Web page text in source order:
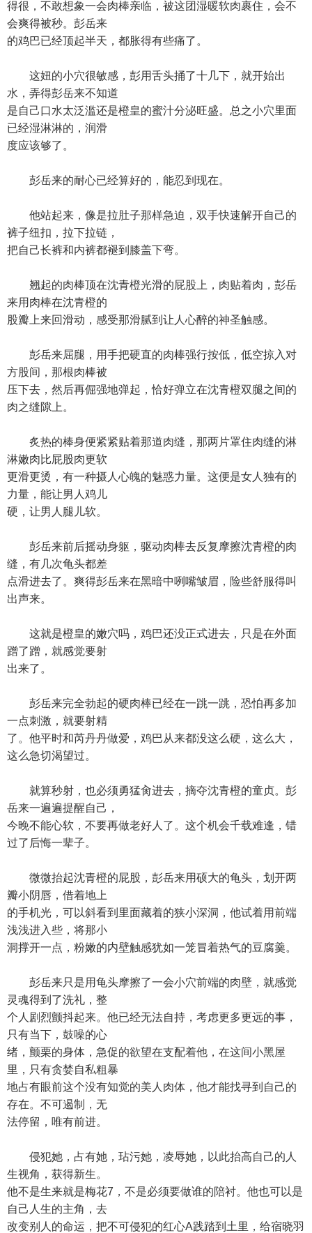
得很，不敢想象一会肉棒亲临，被这团湿暖软肉裹住，会不
会爽得被秒。彭岳来
的鸡巴已经顶起半天，都胀得有些痛了。
这妞的小穴很敏感，彭用舌头捅了十几下，就开始出
水，弄得彭岳来不知道
是自己口水太泛滥还是橙皇的蜜汁分泌旺盛。总之小穴里面
已经湿淋淋的，润滑
度应该够了。
彭岳来的耐心已经算好的，能忍到现在。
他站起来，像是拉肚子那样急迫，双手快速解开自己的
裤子纽扣，拉下拉链，
把自己长裤和内裤都褪到膝盖下弯。
翘起的肉棒顶在沈青橙光滑的屁股上，肉贴着肉，彭岳
来用肉棒在沈青橙的
股瓣上来回滑动，感受那滑腻到让人心醉的神圣触感。
彭岳来屈腿，用手把硬直的肉棒强行按低，低空掠入对
方股间，那根肉棒被
压下去，然后再倔强地弹起，恰好弹立在沈青橙双腿之间的
肉之缝隙上。
炙热的棒身便紧紧贴着那道肉缝，那两片罩住肉缝的淋
淋嫩肉比屁股肉更软
更滑更烫，有一种摄人心魄的魅惑力量。这便是女人独有的
力量，能让男人鸡儿
硬，让男人腿儿软。
彭岳来前后摇动身躯，驱动肉棒去反复摩擦沈青橙的肉
缝，有几次龟头都差
点滑进去了。爽得彭岳来在黑暗中咧嘴皱眉，险些舒服得叫
出声来。
这就是橙皇的嫩穴吗，鸡巴还没正式进去，只是在外面
蹭了蹭，就感觉要射
出来了。
彭岳来完全勃起的硬肉棒已经在一跳一跳，恐怕再多加
一点刺激，就要射精
了。他平时和芮丹丹做爱，鸡巴从来都没这么硬，这么大，
这么急切渴望过。
就算秒射，也必须勇猛肏进去，摘夺沈青橙的童贞。彭
岳来一遍遍提醒自己，
今晚不能心软，不要再做老好人了。这个机会千载难逢，错
过了后悔一辈子。
微微抬起沈青橙的屁股，彭岳来用硕大的龟头，划开两
瓣小阴唇，借着地上
的手机光，可以斜看到里面藏着的狭小深洞，他试着用前端
浅浅进入些，将那小
洞撑开一点，粉嫩的内壁触感犹如一笼冒着热气的豆腐羹。
彭岳来只是用龟头摩擦了一会小穴前端的肉壁，就感觉
灵魂得到了洗礼，整
个人剧烈颤抖起来。他已经无法自持，考虑更多更远的事，
只有当下，鼓噪的心
绪，颤栗的身体，急促的欲望在支配着他，在这间小黑屋
里，只有贪婪自私粗暴
地占有眼前这个没有知觉的美人肉体，他才能找寻到自己的
存在。不可遏制，无
法停留，唯有前进。
侵犯她，占有她，玷污她，凌辱她，以此抬高自己的人
生视角，获得新生。
他不是生来就是梅花7，不是必须要做谁的陪衬。他也可以是
自己人生的主角，去
改变别人的命运，把不可侵犯的红心A践踏到土里，给宿晓羽